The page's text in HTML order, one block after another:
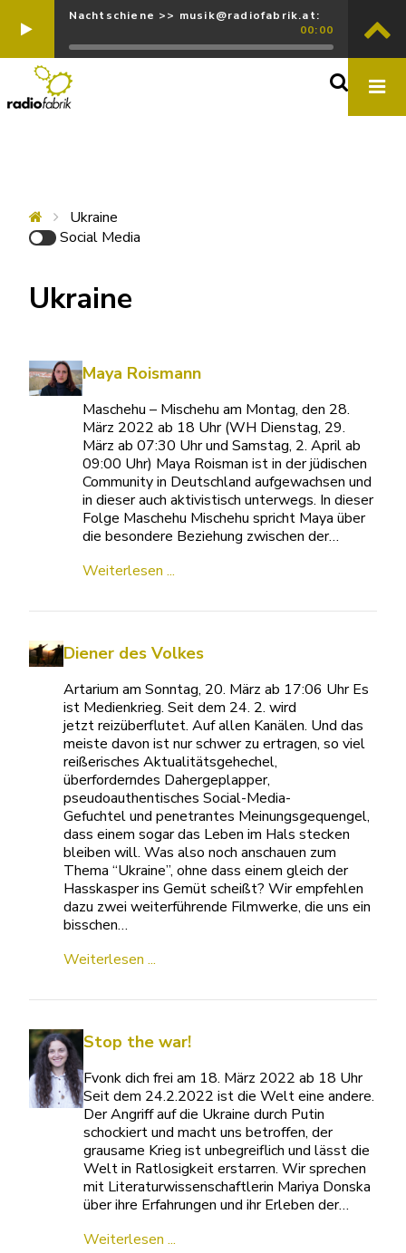
Nachtschiene >> musik@radiofabrik.at:
00:00
Ukraine
Social Media
Ukraine
Maya Roismann
Maschehu – Mischehu am Montag, den 28.
März 2022 ab 18 Uhr (WH Dienstag, 29.
März ab 07:30 Uhr und Samstag, 2. April ab
09:00 Uhr) Maya Roisman ist in der jüdischen
Community in Deutschland aufgewachsen und
in dieser auch aktivistisch unterwegs. In dieser
Folge Maschehu Mischehu spricht Maya über
die besondere Beziehung zwischen der…
Weiterlesen ...
Diener des Volkes
Artarium am Sonntag, 20. März ab 17:06 Uhr Es
ist Medienkrieg. Seit dem 24. 2. wird
jetzt reizüberflutet. Auf allen Kanälen. Und das
meiste davon ist nur schwer zu ertragen, so viel
reißerisches Aktualitätsgehechel,
überforderndes Dahergeplapper,
pseudoauthentisches Social-Media-
Gefuchtel und penetrantes Meinungsgequengel,
dass einem sogar das Leben im Hals stecken
bleiben will. Was also noch anschauen zum
Thema “Ukraine”, ohne dass einem gleich der
Hasskasper ins Gemüt scheißt? Wir empfehlen
dazu zwei weiterführende Filmwerke, die uns ein
bisschen…
Weiterlesen ...
Stop the war!
Fvonk dich frei am 18. März 2022 ab 18 Uhr
Seit dem 24.2.2022 ist die Welt eine andere.
Der Angriff auf die Ukraine durch Putin
schockiert und macht uns betroffen, der
grausame Krieg ist unbegreiflich und lässt die
Welt in Ratlosigkeit erstarren. Wir sprechen
mit Literaturwissenschaftlerin Mariya Donska
über ihre Erfahrungen und ihr Erleben der…
Weiterlesen ...